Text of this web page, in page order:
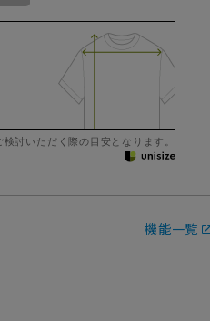
討いただく際の目安となります。
機能一覧